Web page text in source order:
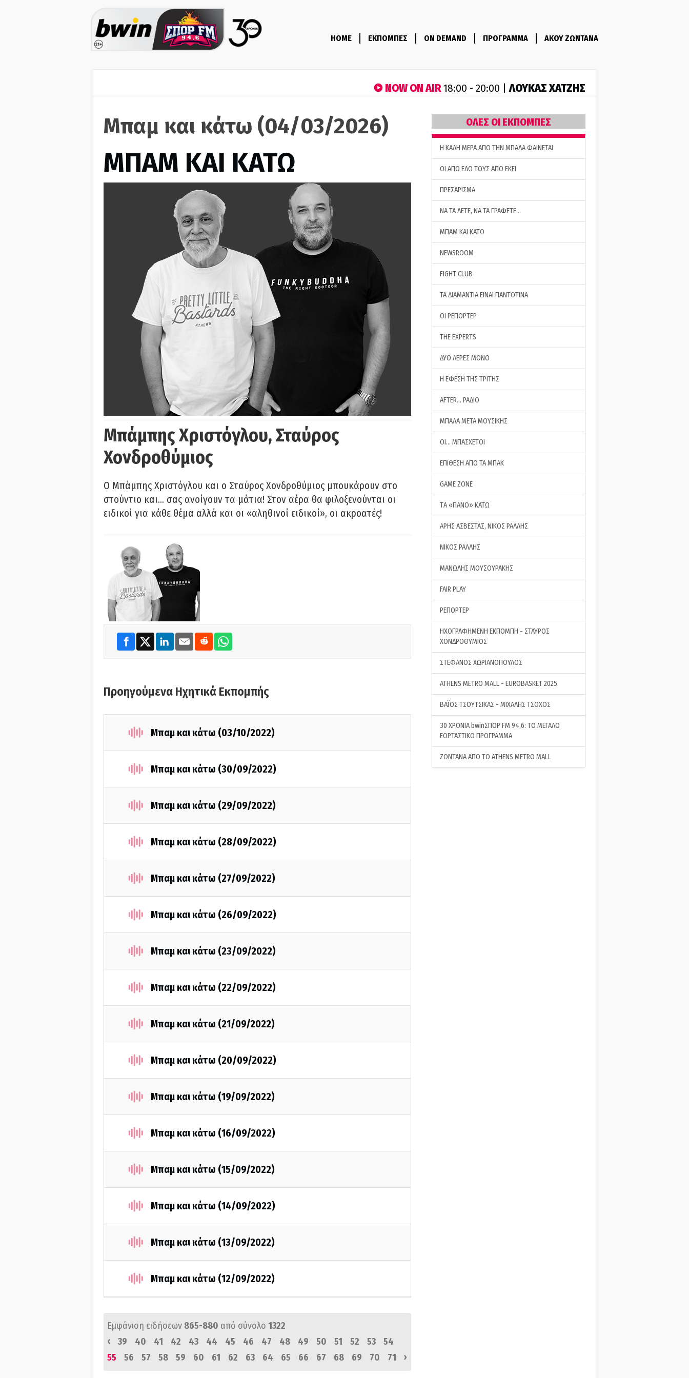
HOME ΕΚΠΟΜΠΕΣ ON DEMAND ΠΡΟΓΡΑΜΜΑ ΑΚΟΥ ΖΩΝΤΑΝΑ
NOW ON AIR18:00 - 20:00 |ΛΟΥΚΑΣ ΧΑΤΖΗΣ
Μπαμ και κάτω (04/03/2026)
ΜΠΑΜ ΚΑΙ ΚΑΤΩ
Μπάμπης Χριστόγλου, Σταύρος
Χονδροθύμιος
O Μπάμπης Χριστόγλου και ο Σταύρος Χονδροθύμιος μπουκάρουν στο
στούντιο και… σας ανοίγουν τα μάτια! Στον αέρα θα φιλοξενούνται οι
ειδικοί για κάθε θέμα αλλά και οι «αληθινοί ειδικοί», οι ακροατές!
Προηγούμενα Ηχητικά Εκπομπής
Μπαμ και κάτω (03/10/2022)
Μπαμ και κάτω (30/09/2022)
Μπαμ και κάτω (29/09/2022)
Μπαμ και κάτω (28/09/2022)
Μπαμ και κάτω (27/09/2022)
Μπαμ και κάτω (26/09/2022)
Μπαμ και κάτω (23/09/2022)
Μπαμ και κάτω (22/09/2022)
Μπαμ και κάτω (21/09/2022)
Μπαμ και κάτω (20/09/2022)
Μπαμ και κάτω (19/09/2022)
Μπαμ και κάτω (16/09/2022)
Μπαμ και κάτω (15/09/2022)
Μπαμ και κάτω (14/09/2022)
Μπαμ και κάτω (13/09/2022)
Μπαμ και κάτω (12/09/2022)
Εμφάνιση ειδήσεων 865-880 από σύνολο 1322
‹
39 40 41 42 43 44 45 46 47 48 49 50 51 52 53
54
55
56 57 58 59 60 61 62 63 64 65 66 67 68 69 70 71 ›
ΟΛΕΣ ΟΙ ΕΚΠΟΜΠΕΣ
H ΚΑΛΗ ΜΕΡΑ ΑΠΟ ΤΗΝ ΜΠΑΛΑ ΦΑΙΝΕΤΑΙ
ΟΙ ΑΠΟ ΕΔΩ ΤΟΥΣ ΑΠΟ ΕΚΕΙ
ΠΡΕΣΑΡΙΣΜΑ
ΝΑ ΤΑ ΛΕΤΕ, ΝΑ ΤΑ ΓΡΑΦΕΤΕ…
ΜΠΑΜ ΚΑΙ ΚΑΤΩ
NEWSROOM
FIGHT CLUB
ΤΑ ΔΙΑΜΑΝΤΙΑ ΕΙΝΑΙ ΠΑΝΤΟΤΙΝΑ
ΟΙ ΡΕΠΟΡΤΕΡ
THE EXPERTS
ΔΥΟ ΛΕΡΕΣ ΜΟΝΟ
Η ΕΦΕΣΗ ΤΗΣ ΤΡΙΤΗΣ
AFTER… ΡΑΔΙΟ
ΜΠΑΛΑ ΜΕΤΑ ΜΟΥΣΙΚΗΣ
ΟΙ… ΜΠΑΣΧΕΤΟΙ
ΕΠΙΘΕΣΗ ΑΠΟ ΤΑ ΜΠΑΚ
GAME ZONE
ΤA «ΠΑΝΟ» ΚΑΤΩ
ΑΡΗΣ ΑΣΒΕΣΤΑΣ, ΝΙΚΟΣ ΡΑΛΛΗΣ
ΝΙΚΟΣ ΡΑΛΛΗΣ
ΜΑΝΩΛΗΣ ΜΟΥΣΟΥΡΑΚΗΣ
FAIR PLAY
ΡΕΠΟΡΤΕΡ
ΗΧΟΓΡΑΦΗΜΕΝΗ ΕΚΠΟΜΠΗ - ΣΤΑΥΡΟΣ
ΧΟΝΔΡΟΘΥΜΙΟΣ
ΣΤΕΦΑΝΟΣ ΧΩΡΙΑΝΟΠΟΥΛΟΣ
ATHENS METRO MALL - EUROBASKET 2025
ΒΑΪΟΣ ΤΣΟΥΤΣΙΚΑΣ - ΜΙΧΑΛΗΣ ΤΣΟΧΟΣ
30 ΧΡΟΝΙΑ bwinΣΠΟΡ FM 94,6: ΤΟ ΜΕΓΑΛΟ
ΕΟΡΤΑΣΤΙΚΟ ΠΡΟΓΡΑΜΜΑ
ΖΩΝΤΑΝΑ ΑΠΟ ΤΟ ATHENS METRO MALL